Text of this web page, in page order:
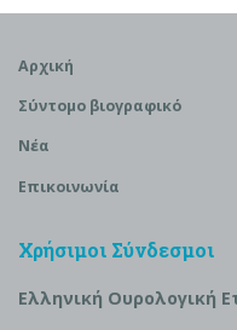
Αρχική
Σύντομο βιογραφικό
Νέα
Επικοινωνία
Χρήσιμοι Σύνδεσμοι
Ελληνική Ουρολογική